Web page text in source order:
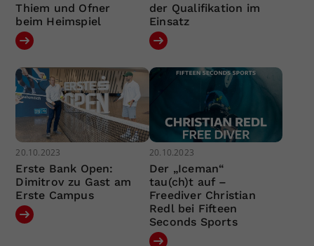
Thiem und Ofner
beim Heimspiel
der Qualifikation im
Einsatz
20.10.2023
Erste Bank Open:
Dimitrov zu Gast am
Erste Campus
20.10.2023
Der „Iceman“
tau(ch)t auf –
Freediver Christian
Redl bei Fifteen
Seconds Sports